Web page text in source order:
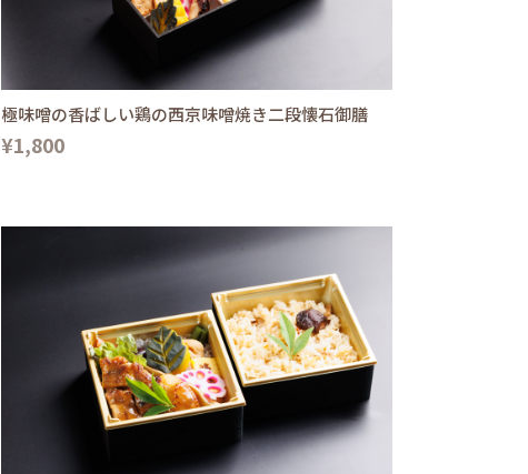
極味噌の香ばしい鶏の西京味噌焼き二段懐石御膳
¥1,800